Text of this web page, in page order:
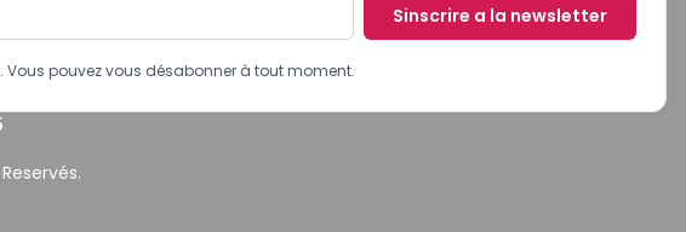
Sinscrire a la newsletter
pouvez vous désabonner à tout moment.